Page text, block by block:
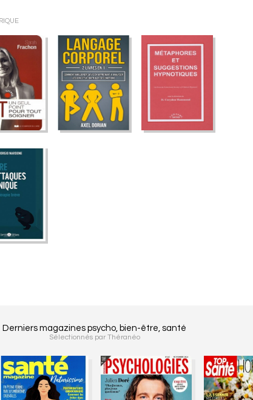
Derniers magazines psycho, bien-être, santé
Sélectionnés par Théranéo